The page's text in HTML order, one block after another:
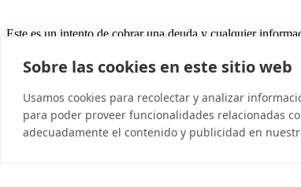
Este es un intento de cobrar una deuda y cualquier
© 2026 InDebted Holdings Pty Ltd
Sobre las cookies en este sitio web
Usamos cookies para recolectar y analizar
para poder proveer funcionalidades relacionadas
adecuadamente el contenido y publicidad en